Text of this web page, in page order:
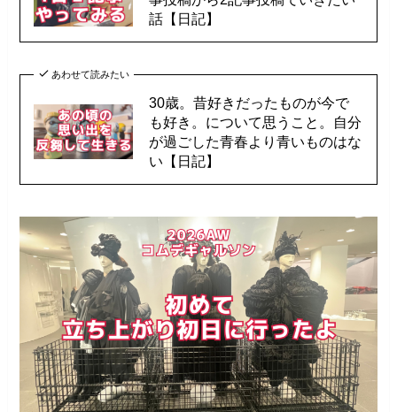
話【日記】
あわせて読みたい
30歳。昔好きだったものが今で
も好き。について思うこと。自分
が過ごした青春より青いものはな
い【日記】